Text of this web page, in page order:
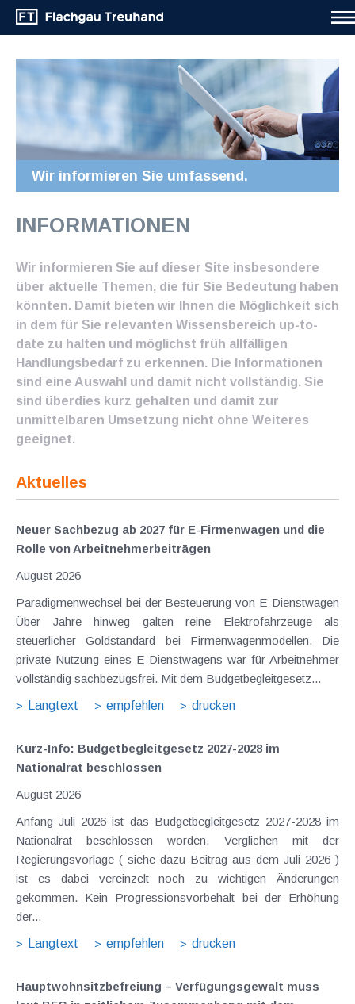
Wir informieren Sie umfassend.
INFORMATIONEN
Wir informieren Sie auf dieser Site insbesondere
über aktuelle Themen, die für Sie Bedeutung haben
könnten. Damit bieten wir Ihnen die Möglichkeit sich
in dem für Sie relevanten Wissensbereich up-to-
date zu halten und möglichst früh allfälligen
Handlungsbedarf zu erkennen. Die Informationen
sind eine Auswahl und damit nicht vollständig. Sie
sind überdies kurz gehalten und damit zur
unmittelbaren Umsetzung nicht ohne Weiteres
geeignet.
Aktuelles
Neuer Sachbezug ab 2027 für E-Firmenwagen und die
Rolle von Arbeitnehmer​­beiträgen
August 2026
Paradigmenwechsel bei der Besteuerung von E-Dienstwagen
Über Jahre hinweg galten reine Elektrofahrzeuge als
steuerlicher Goldstandard bei Firmenwagenmodellen. Die
private Nutzung eines E-Dienstwagens war für Arbeitnehmer
vollständig sachbezugsfrei. Mit dem Budgetbegleitgesetz...
Langtext
empfehlen drucken
Kurz-Info: Budgetbegleitgesetz 2027-2028 im
Nationalrat beschlossen
August 2026
Anfang Juli 2026 ist das Budgetbegleitgesetz 2027-2028 im
Nationalrat beschlossen worden. Verglichen mit der
Regierungsvorlage ( siehe dazu Beitrag aus dem Juli 2026 )
ist es dabei vereinzelt noch zu wichtigen Änderungen
gekommen. Kein Progressionsvorbehalt bei der Erhöhung
der...
Langtext
empfehlen drucken
Hauptwohnsitz​­befreiung – Verfügungsgewalt muss